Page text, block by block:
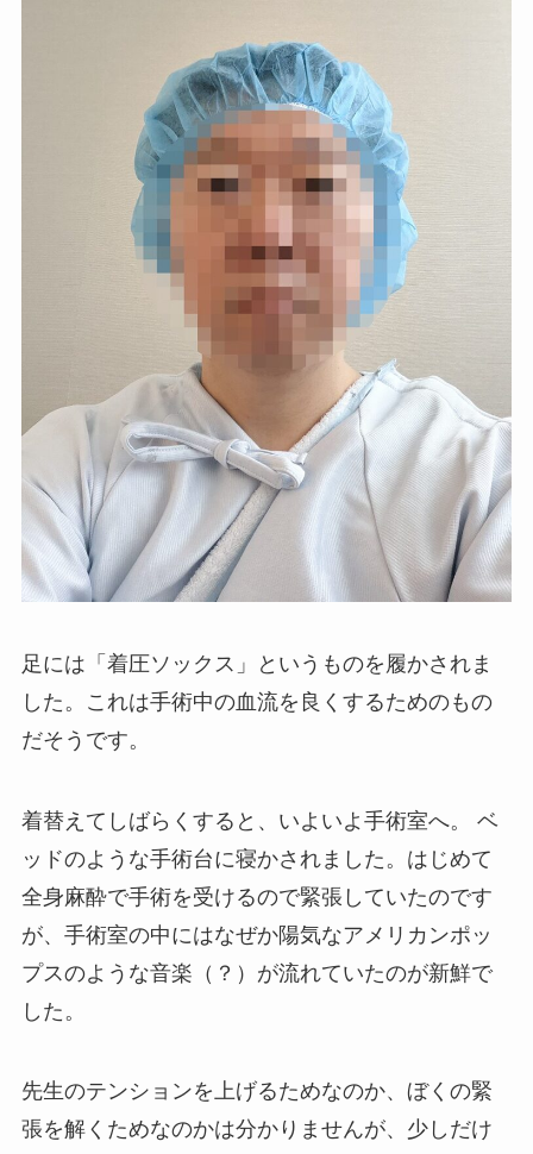
足には「着圧ソックス」というものを履かされま
した。これは手術中の血流を良くするためのもの
だそうです。
着替えてしばらくすると、いよいよ手術室へ。 ベ
ッドのような手術台に寝かされました。はじめて
全身麻酔で手術を受けるので緊張していたのです
が、手術室の中にはなぜか陽気なアメリカンポッ
プスのような音楽（？）が流れていたのが新鮮で
した。
先生のテンションを上げるためなのか、ぼくの緊
張を解くためなのかは分かりませんが、少しだけ